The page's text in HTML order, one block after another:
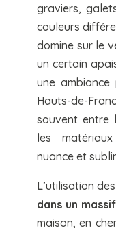
graviers,
couleurs
domine sur le
un certain
une ambiance
Hauts-de-
souvent entre
les
nuance et
L’utilisation
dans un
maison, en